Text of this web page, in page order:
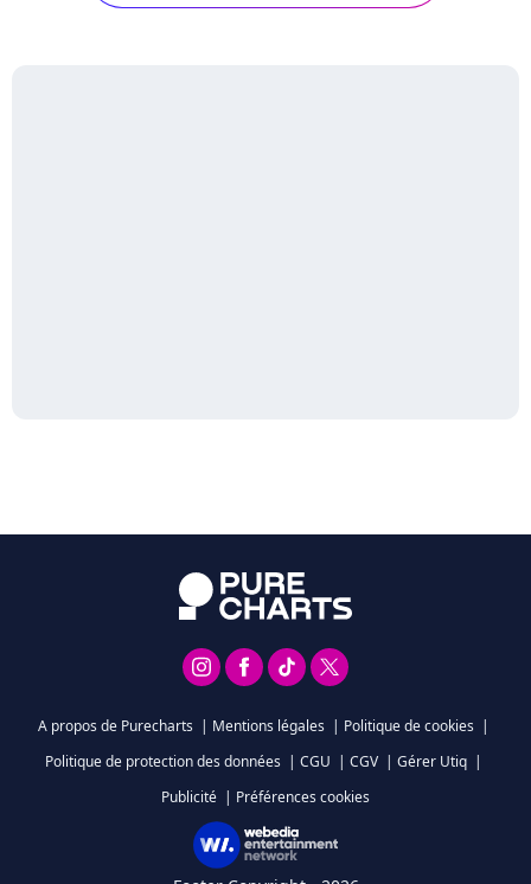
A propos de Purecharts | Mentions légales | Politique de cookies |
Politique de protection des données | CGU | CGV | Gérer Utiq |
Publicité | Préférences cookies